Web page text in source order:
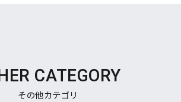
CATEGORY
その他カテゴリ